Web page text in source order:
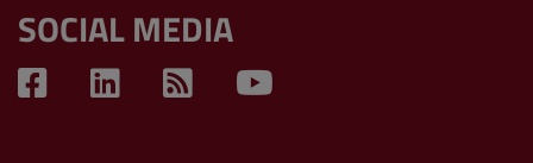
SOCIAL MEDIA